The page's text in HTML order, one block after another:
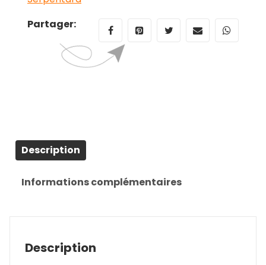
Partager:
Description
Informations complémentaires
Description